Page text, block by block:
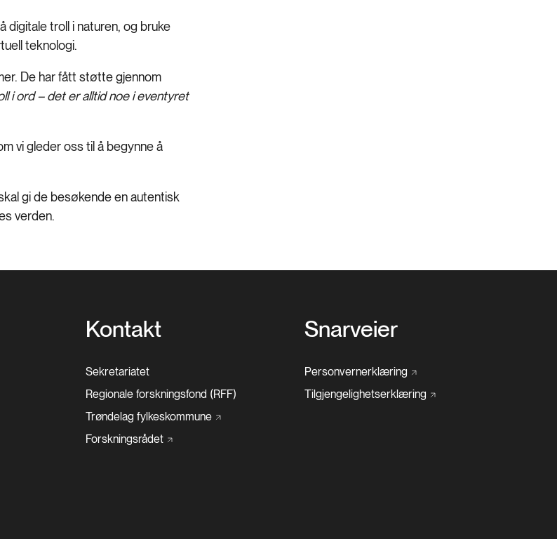
digitale troll i naturen, og bruke
teknologi.
De har fått støtte gjennom
i ord – det er alltid noe i eventyret
vi gleder oss til å begynne å
gi de besøkende en autentisk
verden.
Kontakt
Sekretariatet
Regionale forskningsfond (RFF)
Trøndelag fylkeskommune
Forskningsrådet
Snarveier
Personvernerklæring
Tilgjengelighetserklæring